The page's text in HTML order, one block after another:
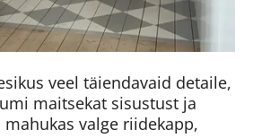
veel täiendavaid detaile,
maitsekat sisustust ja
valge riidekapp,